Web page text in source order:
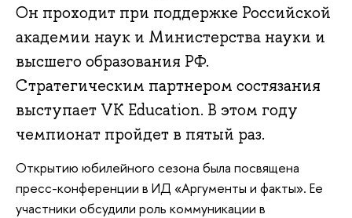
Он проходит при поддержке Российской
академии наук и Министерства науки и
высшего образования РФ.
Стратегическим партнером состязания
выступает VK Education. В этом году
чемпионат пройдет в пятый раз.
Открытию юбилейного сезона была посвящена
пресс-конференции в ИД «Аргументы и факты». Ее
участники обсудили роль коммуникации в